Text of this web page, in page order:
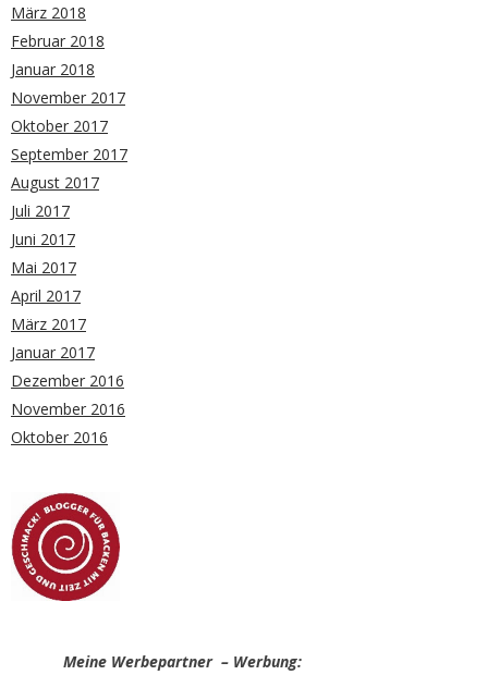
März 2018
Februar 2018
Januar 2018
November 2017
Oktober 2017
September 2017
August 2017
Juli 2017
Juni 2017
Mai 2017
April 2017
März 2017
Januar 2017
Dezember 2016
November 2016
Oktober 2016
Meine Werbepartner – Werbung: